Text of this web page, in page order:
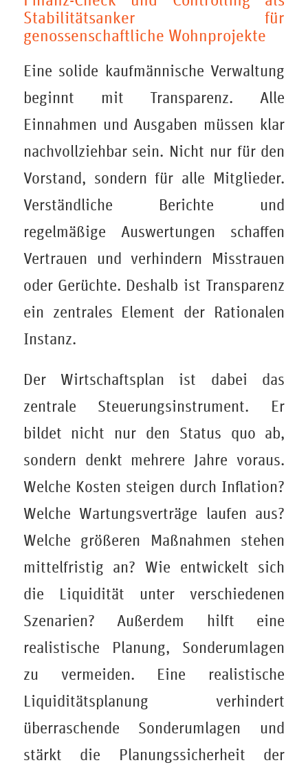
Stabilitätsanker für
genossenschaftliche Wohnprojekte
Eine solide kaufmännische Verwaltung
beginnt mit Transparenz. Alle
Einnahmen und Ausgaben müssen klar
nachvollziehbar sein. Nicht nur für den
Vorstand, sondern für alle Mitglieder.
Verständliche Berichte und
regelmäßige Auswertungen schaffen
Vertrauen und verhindern Misstrauen
oder Gerüchte. Deshalb ist Transparenz
ein zentrales Element der Rationalen
Instanz.
Der Wirtschaftsplan ist dabei das
zentrale Steuerungsinstrument. Er
bildet nicht nur den Status quo ab,
sondern denkt mehrere Jahre voraus.
Welche Kosten steigen durch Inflation?
Welche Wartungsverträge laufen aus?
Welche größeren Maßnahmen stehen
mittelfristig an? Wie entwickelt sich
die Liquidität unter verschiedenen
Szenarien? Außerdem hilft eine
realistische Planung, Sonderumlagen
zu vermeiden. Eine realistische
Liquiditätsplanung verhindert
überraschende Sonderumlagen und
stärkt die Planungssicherheit der